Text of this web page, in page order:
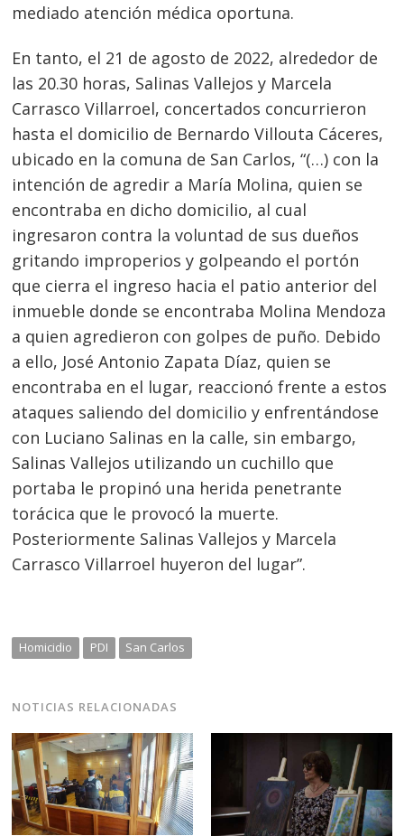
mediado atención médica oportuna.
En tanto, el 21 de agosto de 2022, alrededor de
las 20.30 horas, Salinas Vallejos y Marcela
Carrasco Villarroel, concertados concurrieron
hasta el domicilio de Bernardo Villouta Cáceres,
ubicado en la comuna de San Carlos, “(…) con la
intención de agredir a María Molina, quien se
encontraba en dicho domicilio, al cual
ingresaron contra la voluntad de sus dueños
gritando improperios y golpeando el portón
que cierra el ingreso hacia el patio anterior del
inmueble donde se encontraba Molina Mendoza
a quien agredieron con golpes de puño. Debido
a ello, José Antonio Zapata Díaz, quien se
encontraba en el lugar, reaccionó frente a estos
ataques saliendo del domicilio y enfrentándose
con Luciano Salinas en la calle, sin embargo,
Salinas Vallejos utilizando un cuchillo que
portaba le propinó una herida penetrante
torácica que le provocó la muerte.
Posteriormente Salinas Vallejos y Marcela
Carrasco Villarroel huyeron del lugar”.
Homicidio PDI San Carlos
NOTICIAS RELACIONADAS
Navegación
de
entradas